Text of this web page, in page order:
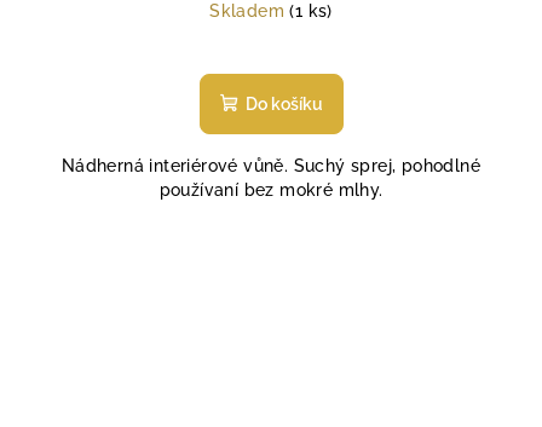
Skladem(1 ks)
hodnocení
produktu
z
5
Do košíku
Nádherná interiérové vůně. Suchý sprej, pohodlné
používaní bez mokré mlhy.